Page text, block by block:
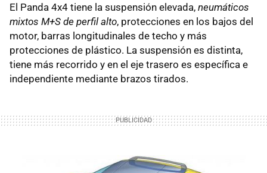
El Panda 4x4 tiene la suspensión elevada, neumáticos
mixtos M+S de perfil alto, protecciones en los bajos del
motor, barras longitudinales de techo y más
protecciones de plástico. La suspensión es distinta,
tiene más recorrido y en el eje trasero es específica e
independiente mediante brazos tirados.